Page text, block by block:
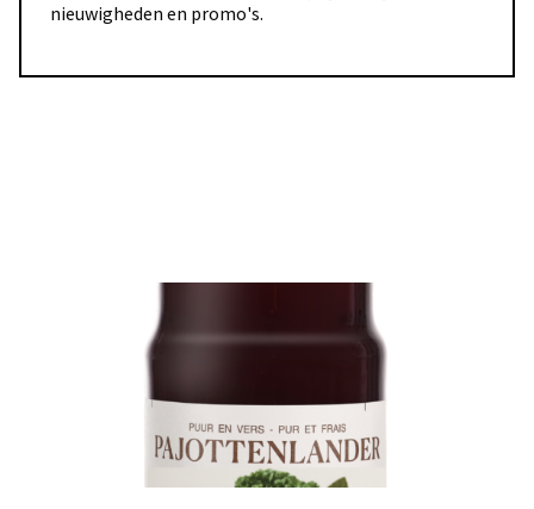
nieuwigheden en promo's.